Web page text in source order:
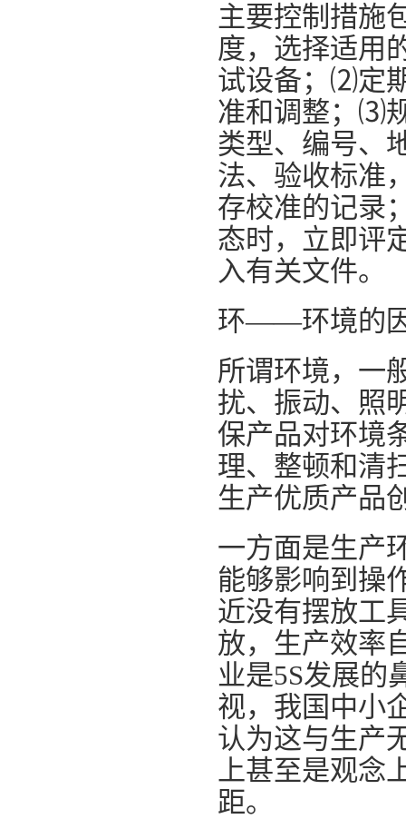
主要控制措施
度，选择适用
试设备；⑵定
准和调整；⑶
类型、编号、
法、验收标准
存校准的记录
态时，立即评
入有关文件。
环——环境的
所谓环境，一
扰、振动、照
保产品对环境
理、整顿和清
生产优质产品
一方面是生产
能够影响到操
近没有摆放工
放，生产效率
业是5S发展的
视，我国中小
认为这与生产
上甚至是观念
距。